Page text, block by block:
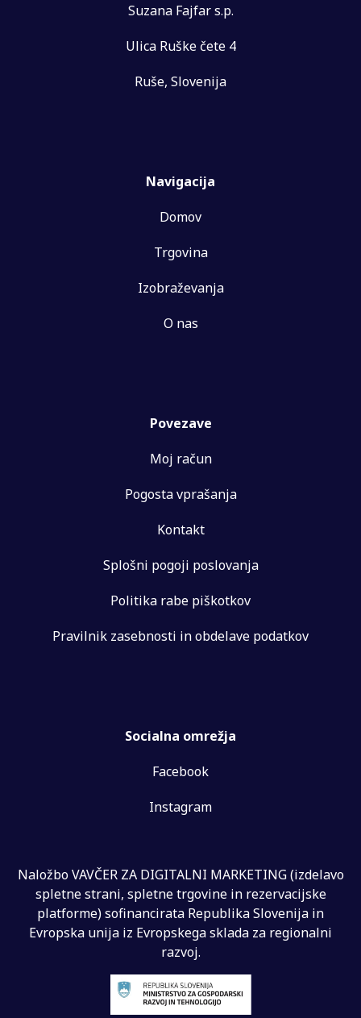
Suzana Fajfar s.p.
Ulica Ruške čete 4
Ruše, Slovenija
Navigacija
Domov
Trgovina
Izobraževanja
O nas
Povezave
Moj račun
Pogosta vprašanja
Kontakt
Splošni pogoji poslovanja
Politika rabe piškotkov
Pravilnik zasebnosti in obdelave podatkov
Socialna omrežja
Facebook
Instagram
Naložbo VAVČER ZA DIGITALNI MARKETING (izdelavo
spletne strani, spletne trgovine in rezervacijske
platforme) sofinancirata Republika Slovenija in
Evropska unija iz Evropskega sklada za regionalni
razvoj.